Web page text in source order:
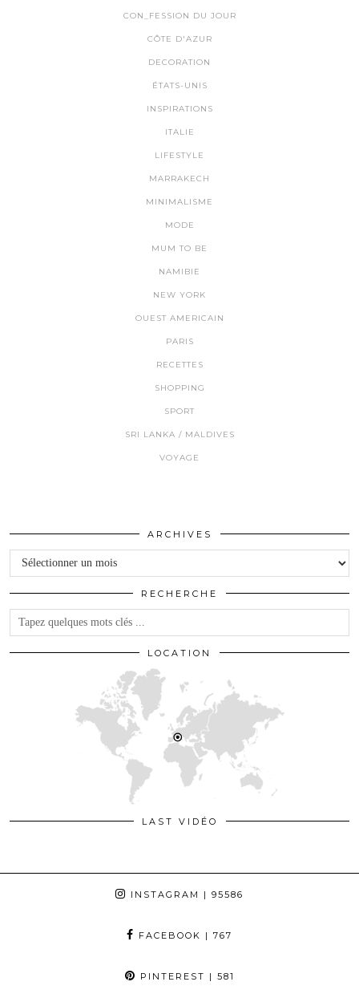
CON_FESSION DU JOUR
CÔTE D'AZUR
DECORATION
ÉTATS-UNIS
INSPIRATIONS
ITALIE
LIFESTYLE
MARRAKECH
MINIMALISME
MODE
MUM TO BE
NAMIBIE
NEW YORK
OUEST AMERICAIN
PARIS
RECETTES
SHOPPING
SPORT
SRI LANKA / MALDIVES
VOYAGE
ARCHIVES
Archives
RECHERCHE
LOCATION
LAST VIDÉO
INSTAGRAM | 95586
FACEBOOK | 767
PINTEREST | 581